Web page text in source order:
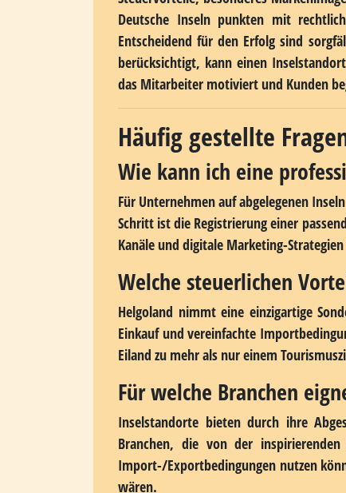
Softwareentwickler und
Ablenkungen konzentriert arbeiten
Meeresklimas gezielt als
Qualitätsmerkmal.
natürliche Abgeschiedenheit und die
geringem Versandvolumen.
Der Weg zum eigenen Inselunternehmen
Ein Geschäftsstandort auf einer Insel
Steuervorteile, besonderes
Deutsche Inseln punkten mit
Entscheidend für den Erfolg sind
berücksichtigt, kann einen
das Mitarbeiter motiviert und Kunden
Häufig gestellte
Wie kann ich eine
Für Unternehmen auf abgelegenen
Schritt ist die Registrierung einer